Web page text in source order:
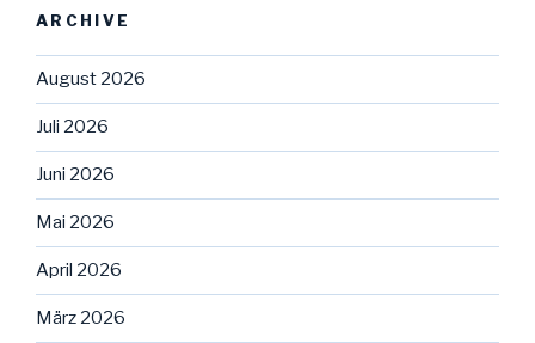
ARCHIVE
August 2026
Juli 2026
Juni 2026
Mai 2026
April 2026
März 2026